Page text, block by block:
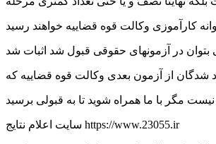
شدگان از آزمون بعدی وکالت قوه قضاییه که
سایت اعلام نتایج https://www.23055.ir